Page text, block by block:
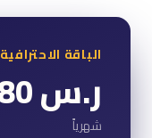
الباقة الاحترافية
ر.س 1,380
شهرياً